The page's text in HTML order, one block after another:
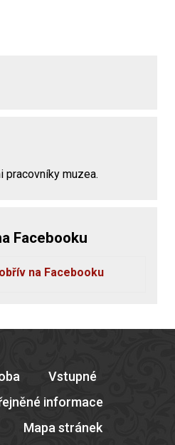
pracovníky muzea.
Facebooku
na Facebooku
Vstupné
informace
Mapa stránek